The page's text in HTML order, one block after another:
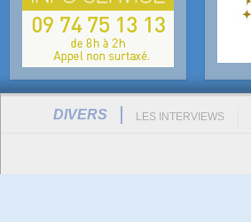
DIVERS LES INTERVIEWS